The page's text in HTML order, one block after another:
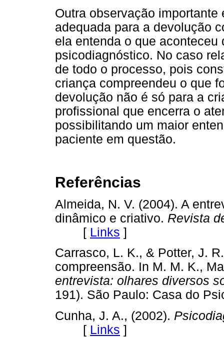
Outra observação
adequada para a devolução
ela entenda o que aconteceu
psicodiagnóstico. No caso
de todo o processo, pois
criança compreendeu o que
devolução não é só para a
profissional que encerra o
possibilitando um maior
paciente em questão.
Referências
Almeida, N. V. (2004). A
dinâmico e criativo. Revista
[ Links ]
Carrasco, L. K., & Potter, J.
compreensão. In M. M. K.,
entrevista: olhares diversos
191). São Paulo: Casa
Cunha, J. A., (2002).
[ Links ]